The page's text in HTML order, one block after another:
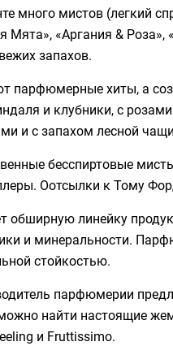
много мистов (легкий
«Аргания & Роза»,
запахов.
парфюмерные хиты, а
и клубники, с
и с запахом лесной
бесспиртовые
Оотсылки к Тому
обширную линейку
и минеральности.
стойкостью.
парфюмерии
найти настоящие
и Fruttissimo.